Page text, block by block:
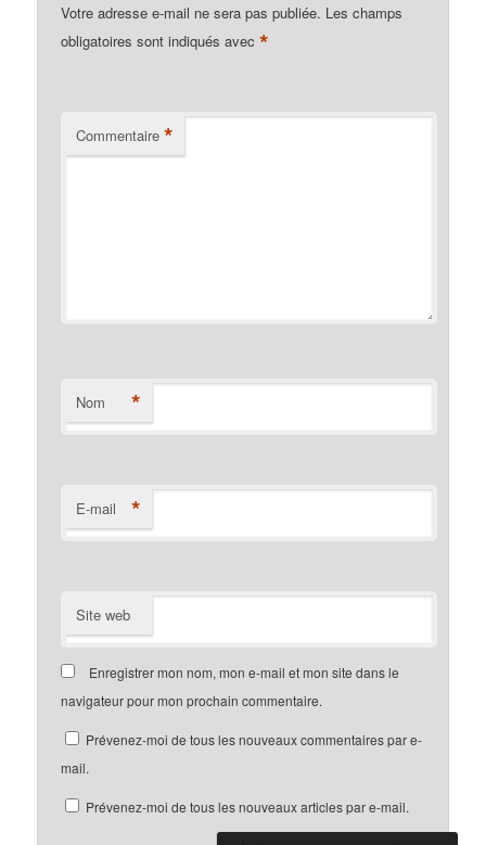
Votre adresse e-mail ne sera pas publiée. Les champs
obligatoires sont indiqués avec*
Commentaire *
Nom *
E-mail *
Site web
Enregistrer mon nom, mon e-mail et mon site dans le
navigateur pour mon prochain commentaire.
Prévenez-moi de tous les nouveaux commentaires par e-
mail.
Prévenez-moi de tous les nouveaux articles par e-mail.